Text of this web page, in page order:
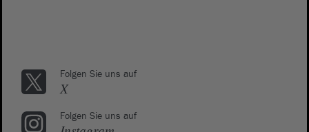
Folgen Sie uns auf
X
Folgen Sie uns auf